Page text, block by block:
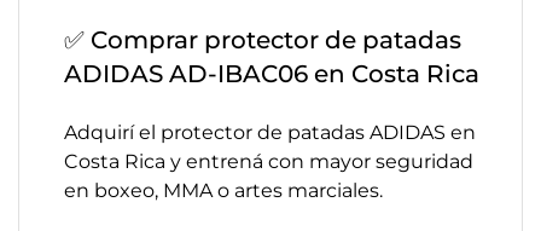
✅ Comprar protector de patadas
ADIDAS AD-IBAC06 en Costa Rica
Adquirí el protector de patadas ADIDAS en
Costa Rica y entrená con mayor seguridad
en boxeo, MMA o artes marciales.